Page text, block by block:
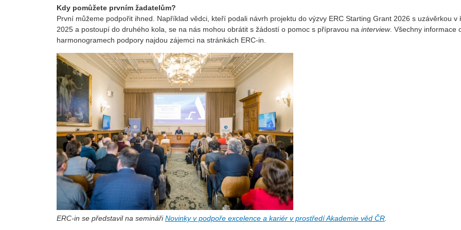
Kdy pomůžete prvním žadatelům?
První můžeme podpořit ihned. Například vědci, kteří podali návrh projektu do výzvy ERC Starting Grant 2026 s uzávěrkou v
2025 a postoupí do druhého kola, se na nás mohou obrátit s žádostí o pomoc s přípravou na interview. Všechny informace
harmonogramech podpory najdou zájemci na stránkách ERC-in.
ERC-in se představil na seminářiNovinky v podpoře excelence a kariér v prostředí Akademie věd ČR.